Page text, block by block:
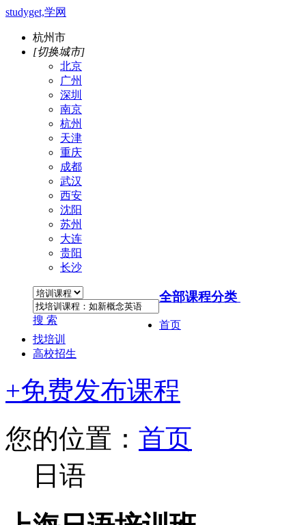
studyget,学网
杭州市
[切换城市]
北京
广州
深圳
南京
杭州
天津
重庆
成都
武汉
西安
沈阳
苏州
大连
贵阳
长沙
搜 索
全部课程分类
首页
找培训
高校招生
+免费发布课程
您的位置： 首页
日语